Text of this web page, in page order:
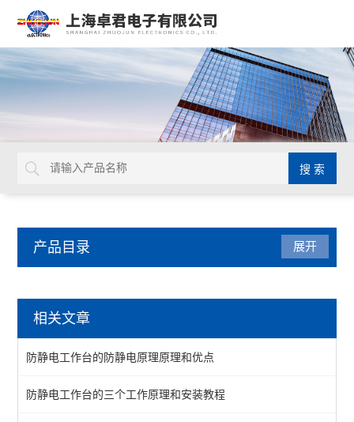
产品目录
防静电周转车
金属刷子
GORDON防静电刷子
展开
相关文章
防静电工作台的防静电原理原理和优点
防静电工作台的三个工作原理和安装教程